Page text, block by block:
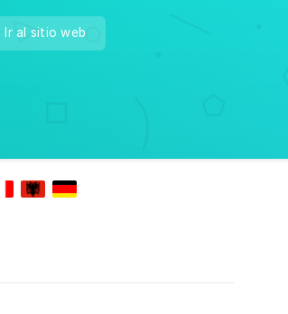
Ir al sitio web